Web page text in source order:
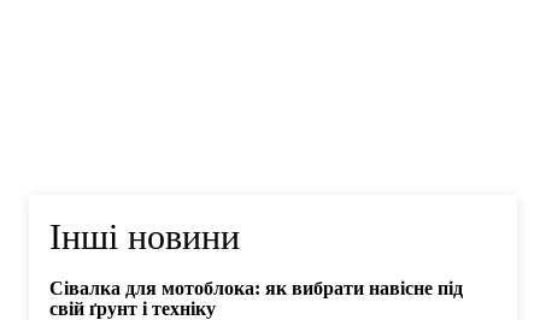
Інші новини
Сівалка для мотоблока: як вибрати навісне під
свій ґрунт і техніку